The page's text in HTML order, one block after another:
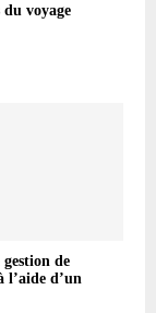
voyage
de
l’aide d’un